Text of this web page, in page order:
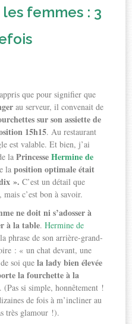
femmes : 3
que pour signifier que
au serveur, il convenait de
sur son assiette de
15h15. Au restaurant
est valable. Et bien, j’ai
laPrincesseHermine de
laposition optimale était
». C’est un détail que
c’est bon à savoir.
ne doit ni s’adosser à
à la table.Hermine de
phrase de son arrière-grand-
: « un chat devant, une
soi quela lady bien élevée
la fourchette à la
(Pas si simple, honnêtement !
de fois à m’incliner au
très glamour !).